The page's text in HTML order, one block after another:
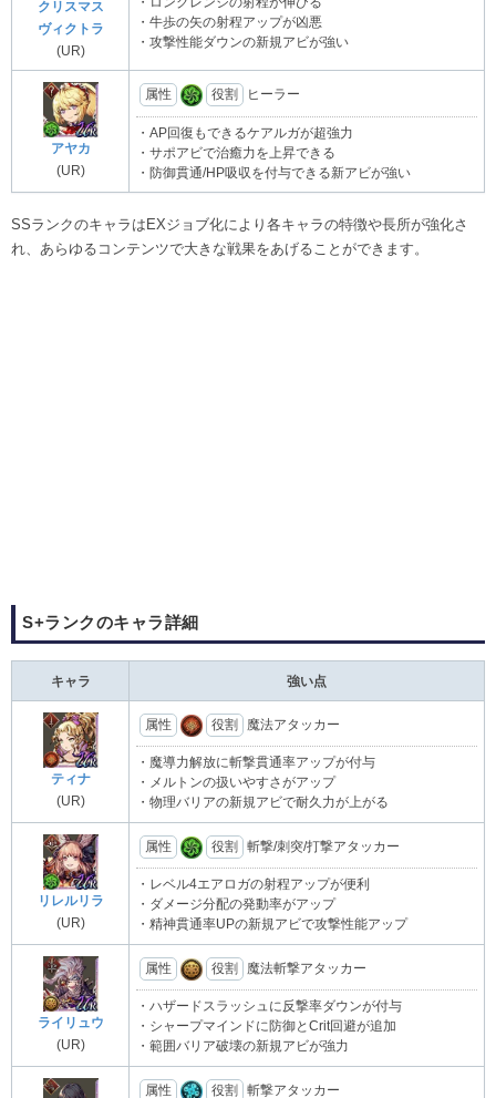
クリスマス
ヴィクトラ
(UR)
・牛歩の矢の射程アップが凶悪
・攻撃性能ダウンの新規アビが強い
アヤカ
(UR)
属性 役割 ヒーラー
・AP回復もできるケアルガが超強力
・サポアビで治癒力を上昇できる
・防御貫通/HP吸収を付与できる新アビが強い
SSランクのキャラはEXジョブ化により各キャラの特徴や長所が強化さ
れ、あらゆるコンテンツで大きな戦果をあげることができます。
S+ランクのキャラ詳細
キャラ 強い点
ティナ
(UR)
属性 役割 魔法アタッカー
・魔導力解放に斬撃貫通率アップが付与
・メルトンの扱いやすさがアップ
・物理バリアの新規アビで耐久力が上がる
リレルリラ
(UR)
属性 役割 斬撃/刺突/打撃アタッカー
・レベル4エアロガの射程アップが便利
・ダメージ分配の発動率がアップ
・精神貫通率UPの新規アビで攻撃性能アップ
ライリュウ
(UR)
属性 役割 魔法斬撃アタッカー
・ハザードスラッシュに反撃率ダウンが付与
・シャープマインドに防御とCrit回避が追加
・範囲バリア破壊の新規アビが強力
属性 役割 斬撃アタッカー